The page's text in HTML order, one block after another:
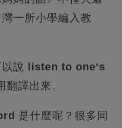
一所小學編入教
說 listen to one‘s
翻譯出來。
是什麼呢？很多同